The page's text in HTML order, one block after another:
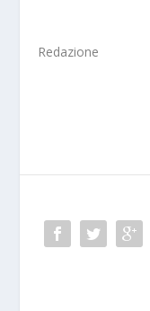
Redazione